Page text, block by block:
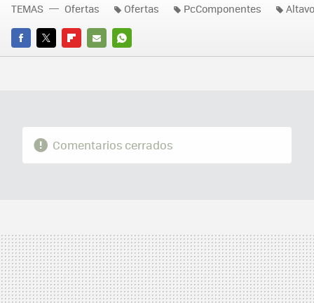
FACEBOOK
TWITTERFLIPBOARD
E-
WHATSAPP
TEMAS Ofertas Ofertas PcComponentes
Comentarios cerrados